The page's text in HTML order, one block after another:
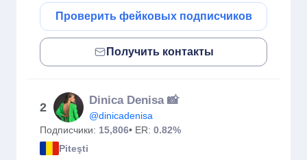
Проверить фейковых подписчиков
Получить контакты
2
Dinica Denisa 📸
@dinicadenisa
Подписчики: 15,806• ER: 0.82%
Piteşti